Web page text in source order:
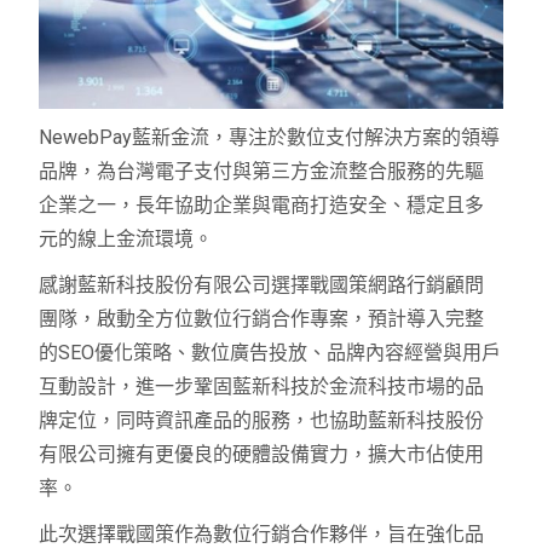
NewebPay藍新金流，專注於數位支付解決方案的領導
品牌，為台灣電子支付與第三方金流整合服務的先驅
企業之一，長年協助企業與電商打造安全、穩定且多
元的線上金流環境。
感謝藍新科技股份有限公司選擇戰國策網路行銷顧問
團隊，啟動全方位數位行銷合作專案，預計導入完整
的SEO優化策略、數位廣告投放、品牌內容經營與用戶
互動設計，進一步鞏固藍新科技於金流科技市場的品
牌定位，同時資訊產品的服務，也協助藍新科技股份
有限公司擁有更優良的硬體設備實力，擴大市佔使用
率。
此次選擇戰國策作為數位行銷合作夥伴，旨在強化品